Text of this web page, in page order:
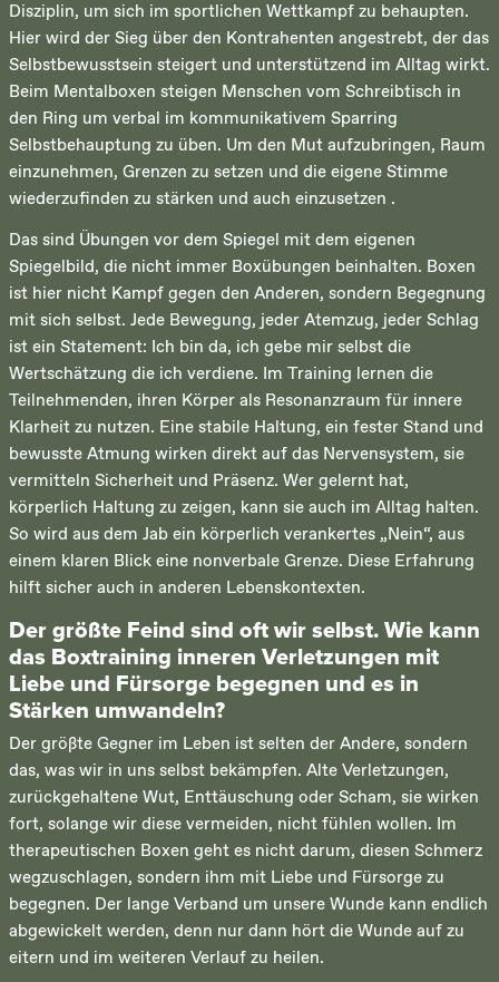
Disziplin, um sich im sportlichen Wettkampf zu behaupten.
Hier wird der Sieg über den Kontrahenten angestrebt, der das
Selbstbewusstsein steigert und unterstützend im Alltag wirkt.
Beim Mentalboxen steigen Menschen vom Schreibtisch in
den Ring um verbal im kommunikativem Sparring
Selbstbehauptung zu üben. Um den Mut aufzubringen, Raum
einzunehmen, Grenzen zu setzen und die eigene Stimme
wiederzufinden zu stärken und auch einzusetzen .
Das sind Übungen vor dem Spiegel mit dem eigenen
Spiegelbild, die nicht immer Boxübungen beinhalten. Boxen
ist hier nicht Kampf gegen den Anderen, sondern Begegnung
mit sich selbst. Jede Bewegung, jeder Atemzug, jeder Schlag
ist ein Statement: Ich bin da, ich gebe mir selbst die
Wertschätzung die ich verdiene. Im Training lernen die
Teilnehmenden, ihren Körper als Resonanzraum für innere
Klarheit zu nutzen. Eine stabile Haltung, ein fester Stand und
bewusste Atmung wirken direkt auf das Nervensystem, sie
vermitteln Sicherheit und Präsenz. Wer gelernt hat,
körperlich Haltung zu zeigen, kann sie auch im Alltag halten.
So wird aus dem Jab ein körperlich verankertes „Nein“, aus
einem klaren Blick eine nonverbale Grenze. Diese Erfahrung
hilft sicher auch in anderen Lebenskontexten.
Der größte Feind sind oft wir selbst. Wie kann
das Boxtraining inneren Verletzungen mit
Liebe und Fürsorge begegnen und es in
Stärken umwandeln?
Der größte Gegner im Leben ist selten der Andere, sondern
das, was wir in uns selbst bekämpfen. Alte Verletzungen,
zurückgehaltene Wut, Enttäuschung oder Scham, sie wirken
fort, solange wir diese vermeiden, nicht fühlen wollen. Im
therapeutischen Boxen geht es nicht darum, diesen Schmerz
wegzuschlagen, sondern ihm mit Liebe und Fürsorge zu
begegnen. Der lange Verband um unsere Wunde kann endlich
abgewickelt werden, denn nur dann hört die Wunde auf zu
eitern und im weiteren Verlauf zu heilen.